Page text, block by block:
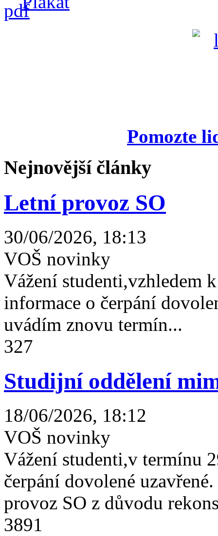
Pomozte
Nejnovější články
Letní provoz SO
30/06/2026, 18:13
VOŠ novinky
Vážení studenti,vzhledem
informace o čerpání
uvádím znovu termín...
327
Studijní oddělení
18/06/2026, 18:12
VOŠ novinky
Vážení studenti,v termínu
čerpání dovolené
provoz SO z důvodu
3891